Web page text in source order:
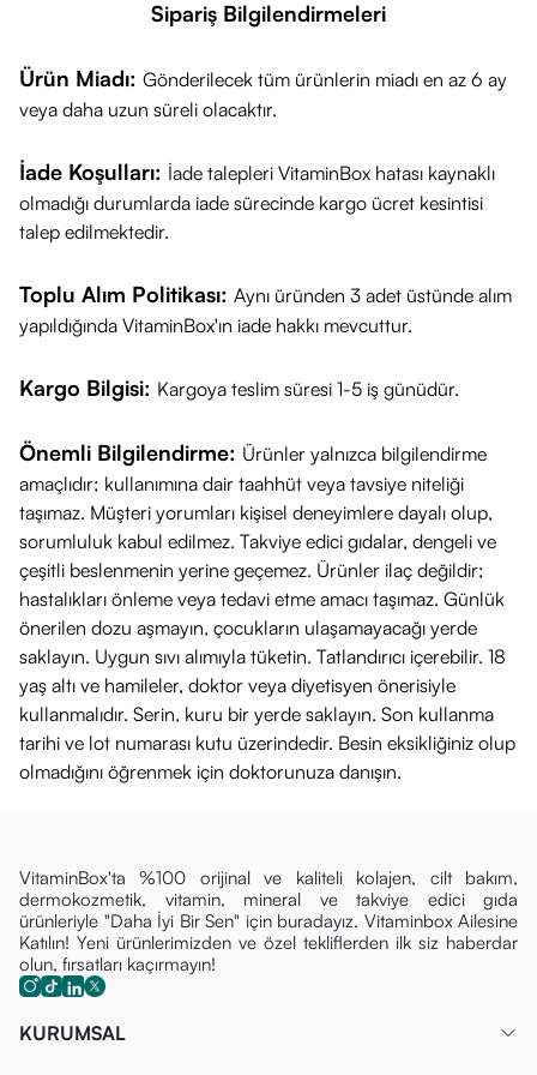
Disodium Lauryl Sulfosuccinate, Polysorbate 60, Sorbitan
Glucoside, Gallyl Glucoside, Lepidium Sativum Sprout
Extract
Sipariş Bilgilendirmeleri
Ürün Miadı: Gönderilecek tüm ürünlerin miadı en az 6 ay
veya daha uzun süreli olacaktır.
İade Koşulları: İade talepleri VitaminBox hatası kaynaklı
olmadığı durumlarda iade sürecinde kargo ücret kesintisi
talep edilmektedir.
Toplu Alım Politikası: Aynı üründen 3 adet üstünde alım
yapıldığında VitaminBox'ın iade hakkı mevcuttur.
Kargo Bilgisi: Kargoya teslim süresi 1-5 iş günüdür.
Önemli Bilgilendirme: Ürünler yalnızca bilgilendirme
amaçlıdır; kullanımına dair taahhüt veya tavsiye niteliği
taşımaz. Müşteri yorumları kişisel deneyimlere dayalı olup,
sorumluluk kabul edilmez. Takviye edici gıdalar, dengeli ve
çeşitli beslenmenin yerine geçemez. Ürünler ilaç değildir;
hastalıkları önleme veya tedavi etme amacı taşımaz. Günlük
önerilen dozu aşmayın, çocukların ulaşamayacağı yerde
saklayın. Uygun sıvı alımıyla tüketin. Tatlandırıcı içerebilir. 18
yaş altı ve hamileler, doktor veya diyetisyen önerisiyle
kullanmalıdır. Serin, kuru bir yerde saklayın. Son kullanma
tarihi ve lot numarası kutu üzerindedir. Besin eksikliğiniz olup
olmadığını öğrenmek için doktorunuza danışın.
VitaminBox'ta %100 orijinal ve kaliteli kolajen, cilt bakım,
dermokozmetik, vitamin, mineral ve takviye edici gıda
ürünleriyle "Daha İyi Bir Sen" için buradayız. Vitaminbox Ailesine
Katılın! Yeni ürünlerimizden ve özel tekliflerden ilk siz haberdar
olun, fırsatları kaçırmayın!
KURUMSAL